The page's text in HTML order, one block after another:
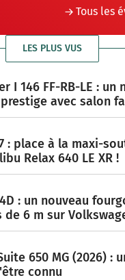
Tous les
LES PLUS VUS
I 146 FF-RB-LE : un
avec salon
: place à la maxi-
Relax 640 LE XR !
: un nouveau
6 m sur
650 MG (2026) :
connu